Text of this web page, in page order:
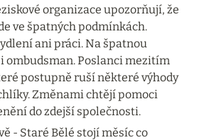
organizace upozorňují, že
ve špatných podmínkách.
ani práci. Na špatnou
ombudsman. Poslanci mezitím
postupně ruší některé výhody
Změnami chtějí pomoci
do zdejší společnosti.
- Staré Bělé stojí měsíc co